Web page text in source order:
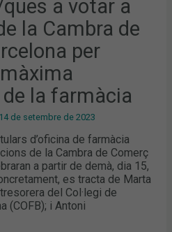
a votar a
la Cambra de
per
la farmàcia
14 de setembre de 2023
d’oficina de farmàcia
de la Cambra de Comerç
a partir de demà, dia 15,
es tracta de Marta
del Col·legi de
(COFB); i Antoni